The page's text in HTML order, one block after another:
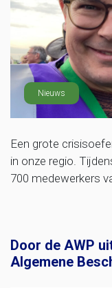
Nieuws
Een grote
in onze regio.
700 medewerkers
Door de AWP
Algemene